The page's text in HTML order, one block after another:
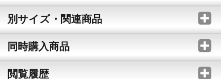
別サイズ・関連商品
同時購入商品
閲覧履歴